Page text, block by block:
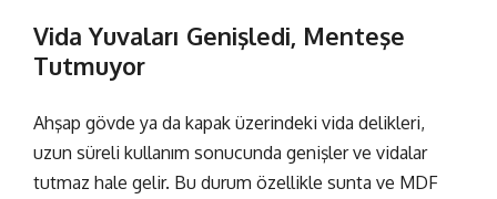
Vida Yuvaları Genişledi, Menteşe
Tutmuyor
Ahşap gövde ya da kapak üzerindeki vida delikleri,
uzun süreli kullanım sonucunda genişler ve vidalar
tutmaz hale gelir. Bu durum özellikle sunta ve MDF